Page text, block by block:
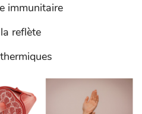
immunitaire
reflète